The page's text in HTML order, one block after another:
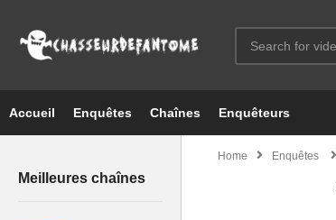
Accueil Enquêtes Chaînes Enquêteurs
Meilleures chaînes
Home Enquêtes